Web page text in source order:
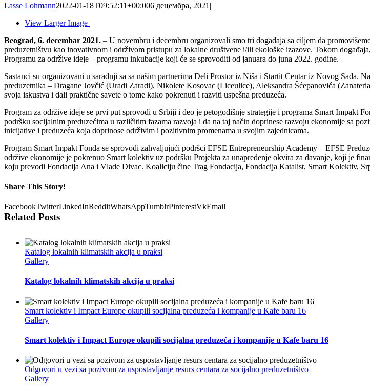
Lasse Lohmann2022-01-18T09:52:11+00:006 децембра, 2021 |
View Larger Image
Beograd, 6. decembar 2021. – U novembru i decembru organizovali smo tri događaja sa ciljem da
preduzetništvu kao inovativnom i održivom pristupu za lokalne društvene i/ili ekološke izazove. Tokom
Programu za održive ideje – programu inkubacije koji će se sprovoditi od januara do juna 2022. godine.
Sastanci su organizovani u saradnji sa sa našim partnerima Deli Prostor iz Niša i Startit Centar iz Novog Sada.
preduzetnika – Dragane Jovčić (Uradi Zaradi), Nikolete Kosovac (Liceulice), Aleksandra Šćepanovića
svoja iskustva i dali praktične savete o tome kako pokrenuti i razviti uspešna preduzeća.
Program za održive ideje se prvi put sprovodi u Srbiji i deo je petogodišnje strategije i programa Smart Impakt
podršku socijalnim preduzećima u različitim fazama razvoja i da na taj način doprinese razvoju ekonomije sa
inicijative i preduzeća koja doprinose održivim i pozitivnim promenama u svojim zajednicama.
Program Smart Impakt Fonda se sprovodi zahvaljujući podršci EFSE Entrepreneurship Academy – EFSE
održive ekonomije je pokrenuo Smart kolektiv uz podršku Projekta za unapređenje okvira za davanje, koji je
koju prevodi Fondacija Ana i Vlade Divac. Koaliciju čine Trag Fondacija, Fondacija Katalist, Smart Kolektiv,
Share This Story!
FacebookTwitterLinkedInRedditWhatsAppTumblrPinterestVkEmail
Related Posts
Katalog lokalnih klimatskih akcija u praksi
Gallery
Katalog lokalnih klimatskih akcija u praksi
Smart kolektiv i Impact Europe okupili socijalna preduzeća i kompanije u Kafe baru 16
Gallery
Smart kolektiv i Impact Europe okupili socijalna preduzeća i kompanije u Kafe baru 16
Odgovori u vezi sa pozivom za uspostavljanje resurs centara za socijalno preduzetništvo
Gallery